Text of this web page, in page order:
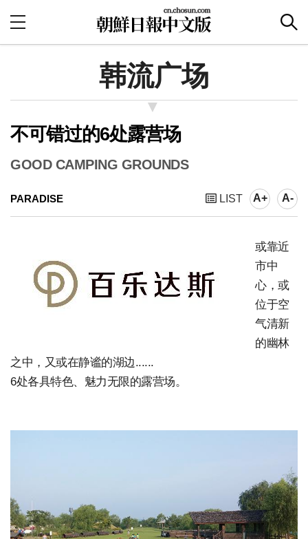
韩流广场
不可错过的6处露营场
GOOD CAMPING GROUNDS
PARADISE LIST A+ A-
或靠近
市中
心，或
位于空
气清新
的幽林
之中，又或在静谧的湖边......
6处各具特色、魅力无限的露营场。